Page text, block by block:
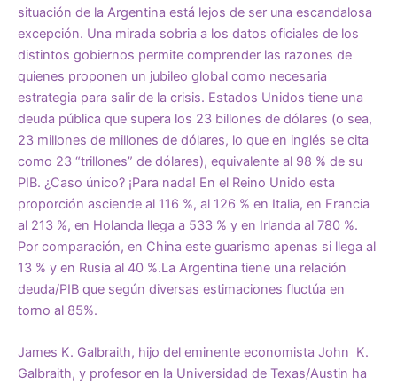
situación de la Argentina está lejos de ser una escandalosa
excepción. Una mirada sobria a los datos oficiales de los
distintos gobiernos permite comprender las razones de
quienes proponen un jubileo global como necesaria
estrategia para salir de la crisis. Estados Unidos tiene una
deuda pública que supera los 23 billones de dólares (o sea,
23 millones de millones de dólares, lo que en inglés se cita
como 23 “trillones” de dólares), equivalente al 98 % de su
PIB. ¿Caso único? ¡Para nada! En el Reino Unido esta
proporción asciende al 116 %, al 126 % en Italia, en Francia
al 213 %, en Holanda llega a 533 % y en Irlanda al 780 %.
Por comparación, en China este guarismo apenas si llega al
13 % y en Rusia al 40 %.La Argentina tiene una relación
deuda/PIB que según diversas estimaciones fluctúa en
torno al 85%.
James K. Galbraith, hijo del eminente economista John K.
Galbraith, y profesor en la Universidad de Texas/Austin ha